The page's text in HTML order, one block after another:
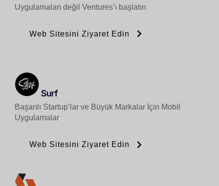
Uygulamaları değil Ventures’ı başlatın
Web Sitesini Ziyaret Edin
Surf
Başarılı Startup’lar ve Büyük Markalar İçin Mobil
Uygulamalar
Web Sitesini Ziyaret Edin